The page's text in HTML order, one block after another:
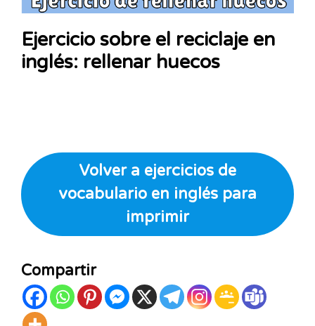
Ejercicio sobre el reciclaje en
inglés: rellenar huecos
Volver a ejercicios de
vocabulario en inglés para
imprimir
Compartir